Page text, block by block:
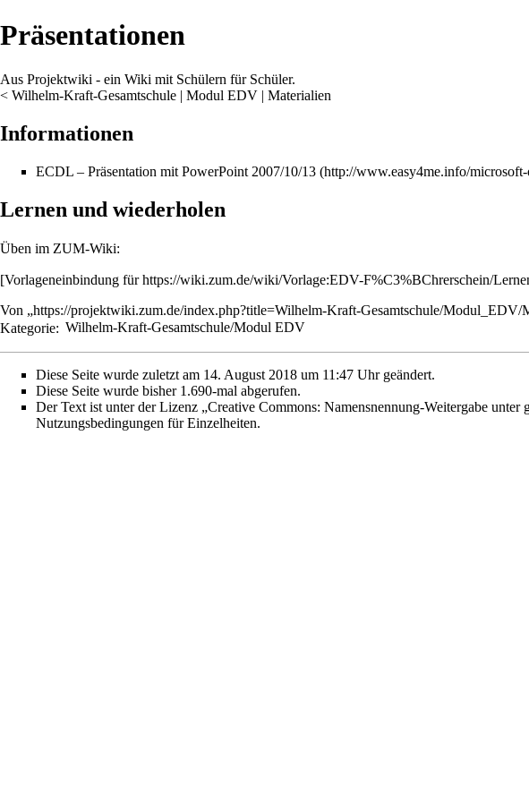
Präsentationen
Aus Projektwiki - ein Wiki mit Schülern für Schüler.
< Wilhelm-Kraft-Gesamtschule ‎ | Modul EDV ‎ | Materialien
Informationen
ECDL – Präsentation mit PowerPoint 2007/10/13
Lernen und wiederholen
Üben im ZUM-Wiki:
[Vorlageneinbindung für https://wiki.zum.de/wiki/Vorlage:EDV-F%C3%BChrerschein/
Von „https://projektwiki.zum.de/index.php?title=Wilhelm-Kraft-Gesamtschule/Modul_EDV/
Kategorie: Wilhelm-Kraft-Gesamtschule/Modul EDV
Diese Seite wurde zuletzt am 14. August 2018 um 11:47 Uhr geändert.
Diese Seite wurde bisher 1.690-mal abgerufen.
Der Text ist unter der Lizenz „Creative Commons: Namensnennung-Weitergabe
Nutzungsbedingungen für Einzelheiten.